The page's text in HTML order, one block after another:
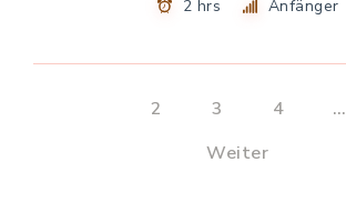
2 hrs Anfänger
2 3 4 …
Weiter